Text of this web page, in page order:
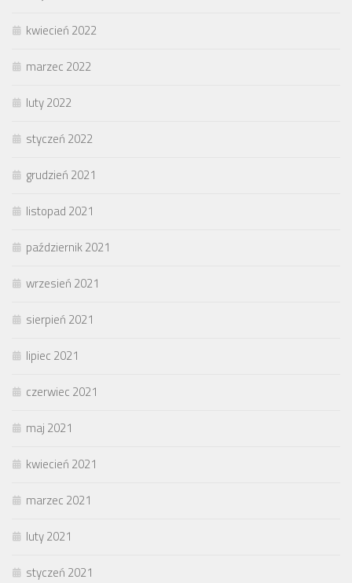
kwiecień 2022
marzec 2022
luty 2022
styczeń 2022
grudzień 2021
listopad 2021
październik 2021
wrzesień 2021
sierpień 2021
lipiec 2021
czerwiec 2021
maj 2021
kwiecień 2021
marzec 2021
luty 2021
styczeń 2021